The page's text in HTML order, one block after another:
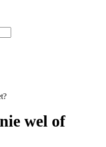
wel of